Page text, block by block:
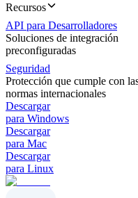
Recursos
API para Desarrolladores
Soluciones de integración
preconfiguradas
Seguridad
Protección que cumple con
normas internacionales
Descargar
para Windows
Descargar
para Mac
Descargar
para Linux